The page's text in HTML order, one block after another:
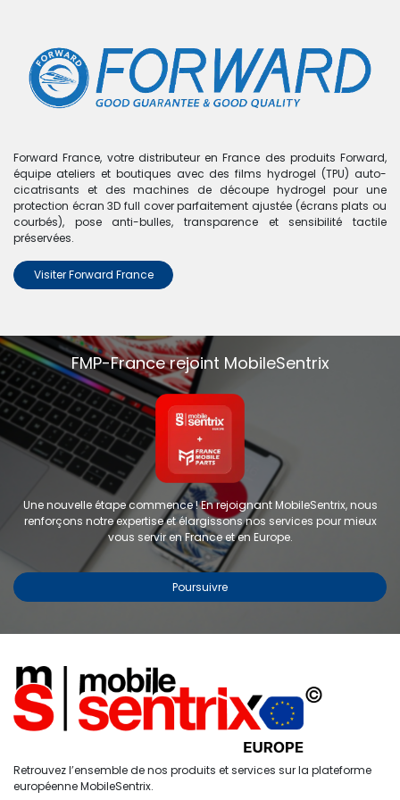
Étiquettes
Accueil Recherche
0
Compte
Boutique 0 articles trouvés.
Nous n'avons trouvé aucun
produit !
Aucun produit défini dans la catégorieWatch Serie 9.
Forward France, votre distributeur en France des produits Forward,
équipe ateliers et boutiques avec des films hydrogel (TPU) auto-
cicatrisants et des machines de découpe hydrogel pour une
protection écran 3D full cover parfaitement ajustée (écrans plats ou
courbés), pose anti-bulles, transparence et sensibilité tactile
préservées.
Visiter Forward France
FMP-France rejoint MobileSentrix
Une nouvelle étape commence ! En rejoignant MobileSentrix, nous
renforçons notre expertise et élargissons nos services pour mieux
vous servir en France et en Europe.
Poursuivre
Retrouvez l’ensemble de nos produits et services sur la plateforme
européenne MobileSentrix.
Copyright © 2024 FMP-France. Tous droits réservés